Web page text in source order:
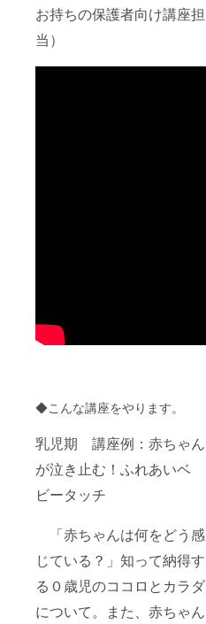
お持ちの保護者向け講座担
当）
◆こんな講座をやります。
乳児期 講座例：赤ちゃん
が泣き止む！ふれあいベ
ビータッチ
「赤ちゃんは何をどう感
じている？」知って納得す
る０歳児のココロとカラダ
について。また、赤ちゃん